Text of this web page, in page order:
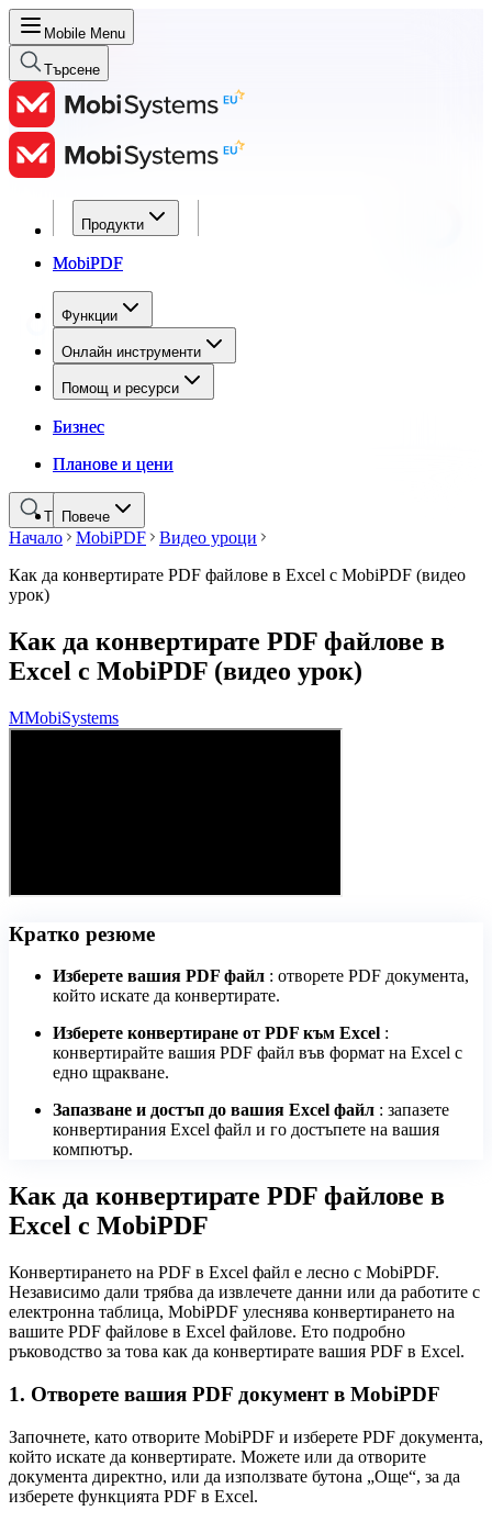
Mobile Menu
Търсене
Продукти
MobiPDF
Функции
Онлайн инструменти
Помощ и ресурси
Бизнес
Планове и цени
Повече
Продукти
MobiPDF
Функции
Онлайн инструменти
Помощ и ресурси
Бизнес
Планове и цени
Търсене
Начало MobiPDF
Видео уроци
Как да конвертирате PDF файлове в Excel с MobiPDF (видео
урок)
Как да конвертирате PDF файлове в
Excel с MobiPDF (видео урок)
MMobiSystems
Кратко резюме
Изберете вашия PDF файл : отворете PDF документа,
който искате да конвертирате.
Изберете конвертиране от PDF към Excel :
конвертирайте вашия PDF файл във формат на Excel с
едно щракване.
Запазване и достъп до вашия Excel файл : запазете
конвертирания Excel файл и го достъпете на вашия
компютър.
Как да конвертирате PDF файлове в
Excel с MobiPDF
Конвертирането на PDF в Excel файл е лесно с MobiPDF.
Независимо дали трябва да извлечете данни или да работите с
електронна таблица, MobiPDF улеснява конвертирането на
вашите PDF файлове в Excel файлове. Ето подробно
ръководство за това как да конвертирате вашия PDF в Excel.
1. Отворете вашия PDF документ в MobiPDF
Започнете, като отворите MobiPDF и изберете PDF документа,
който искате да конвертирате. Можете или да отворите
документа директно, или да използвате бутона „Още“, за да
изберете функцията PDF в Excel.